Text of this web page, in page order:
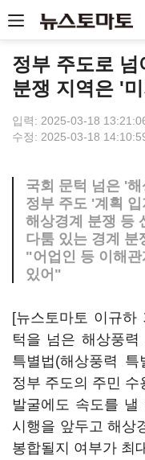
정부 주도로
분쟁 지역은 '
입력: 2025-03-18
수정: 2025-03-18
국회 문턱 넘은 '
정부 주도 '계획
해상경계 분쟁 등
다툼 있는 경계 분
"어업인 등 이해
있어"
[뉴스토마토 이규
턱을 넘은 해상풍
특별법(해상풍력
정부 주도의 주민 수
발굴에도 속도를 낼
시행을 앞두고 해상
봉합될지 여부가 최